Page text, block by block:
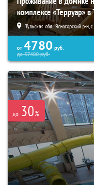
комплексе «Терруар» в
Тульская обл., Ясногорский р-н,
от 4780 руб.
до57400руб.
до 30%